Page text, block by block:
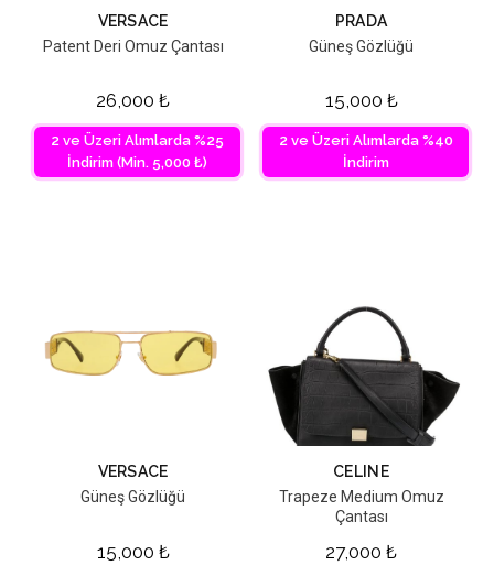
VERSACE
Patent Deri Omuz Çantası
26,000 ₺
2 ve Üzeri Alımlarda %25
İndirim (Min. 5,000 ₺)
PRADA
Güneş Gözlüğü
15,000 ₺
2 ve Üzeri Alımlarda %40
İndirim
VERSACE
Güneş Gözlüğü
15,000 ₺
CELINE
Trapeze Medium Omuz
Çantası
27,000 ₺